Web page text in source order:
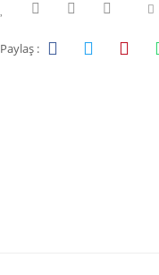
Paylaş :